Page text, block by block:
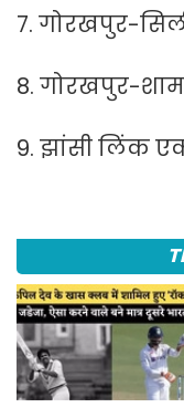
7. गोरखपुर-
8. गोरखपुर-
9. झांसी लिंक